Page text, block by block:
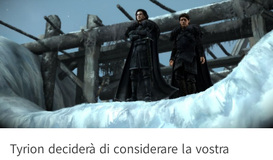
Tyrion deciderà di considerare la vostra